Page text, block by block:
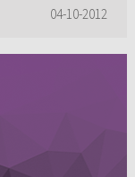
04-10-2012